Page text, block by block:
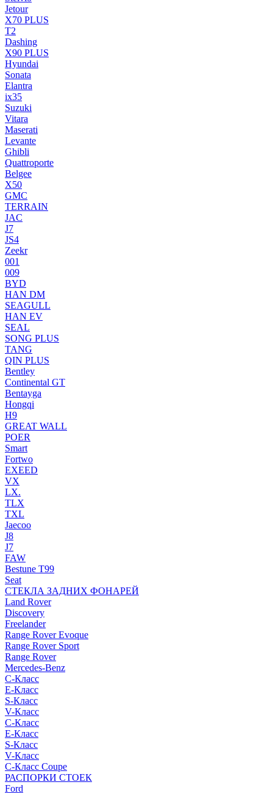
Jetour
X70 PLUS
T2
Dashing
X90 PLUS
Hyundai
Sonata
Elantra
ix35
Suzuki
Vitara
Maserati
Levante
Ghibli
Quattroporte
Belgee
X50
GMC
TERRAIN
JAC
J7
JS4
Zeekr
001
009
BYD
HAN DM
SEAGULL
HAN EV
SEAL
SONG PLUS
TANG
QIN PLUS
Bentley
Continental GT
Bentayga
Hongqi
H9
GREAT WALL
POER
Smart
Fortwo
EXEED
VX
LX.
TLX
TXL
Jaecoo
J8
J7
FAW
Bestune T99
Seat
СТЕКЛА ЗАДНИХ ФОНАРЕЙ
Land Rover
Discovery
Freelander
Range Rover Evoque
Range Rover Sport
Range Rover
Mercedes-Benz
C-Класс
E-Класс
S-Класс
V-Класс
C-Класс
E-Класс
S-Класс
V-Класс
C-Класс Coupe
РАСПОРКИ СТОЕК
Ford